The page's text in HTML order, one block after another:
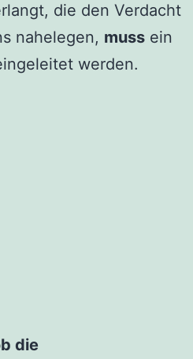
die den Verdacht
nahelegen, muss ein
werden.
die